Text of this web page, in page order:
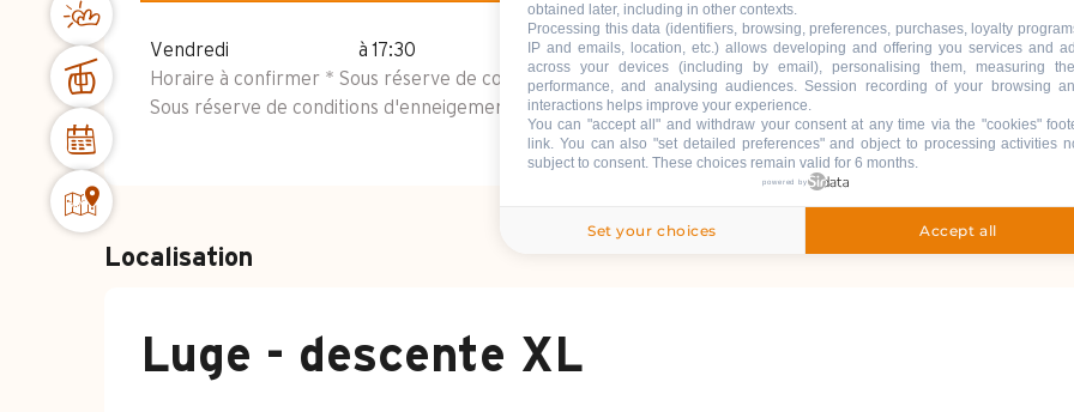
Vendredi
à 17:30
Horaire à confirmer * Sous réserve de conditions météo favorables
Sous réserve de conditions d'enneigement
Localisation
Luge - descente XL
obtained later, including in other contexts.
Processing this data (identifiers, browsing, preferences, purchases, loyalty
IP and emails, location, etc.) allows developing and offering you services and
across your devices (including by email), personalising them, measuring
performance, and analysing audiences. Session recording of your browsing
interactions helps improve your experience.
You can "accept all" and withdraw your consent at any time via the "cookies"
link. You can also "set detailed preferences" and object to processing activities
subject to consent. These choices remain valid for 6 months.
powered by
Set your choices Accept all